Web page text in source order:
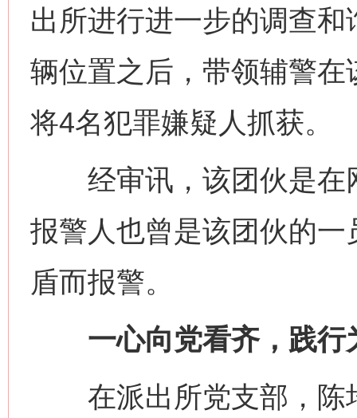
出所进行进一步的调查
辆位置之后，带领辅警
将4名犯罪嫌疑人抓获。
经审讯，该团伙是在
报警人也曾是该团伙的
盾而报警。
一心向党看齐，践行
在派出所党支部，陈